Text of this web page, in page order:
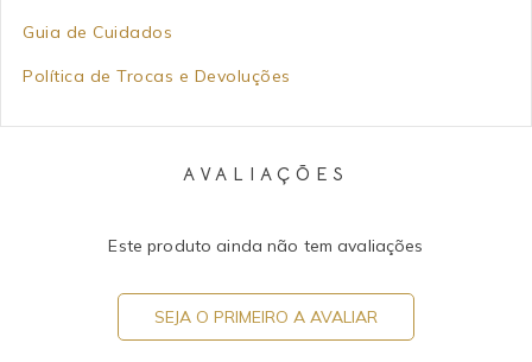
Guia de Cuidados
Política de Trocas e Devoluções
AVALIAÇÕES
Este produto ainda não tem avaliações
SEJA O PRIMEIRO A AVALIAR